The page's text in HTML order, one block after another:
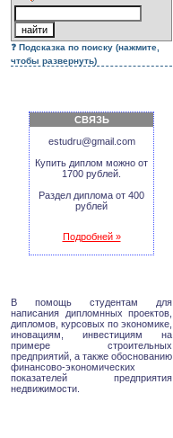
Подсказка по поиску (нажмите,
чтобы развернуть)
СВЯЗЬ
estudru@gmail.com
Купить диплом можно от
1700 рублей.
Раздел диплома от 400
рублей
Подробней »
В помощь студентам для
написания дипломнных проектов,
дипломов, курсовых по экономике,
иновациям, инвестициям на
примере строительных
предприятий, а также обоснованию
финансово-экономических
показателей предприятия
недвижимости.